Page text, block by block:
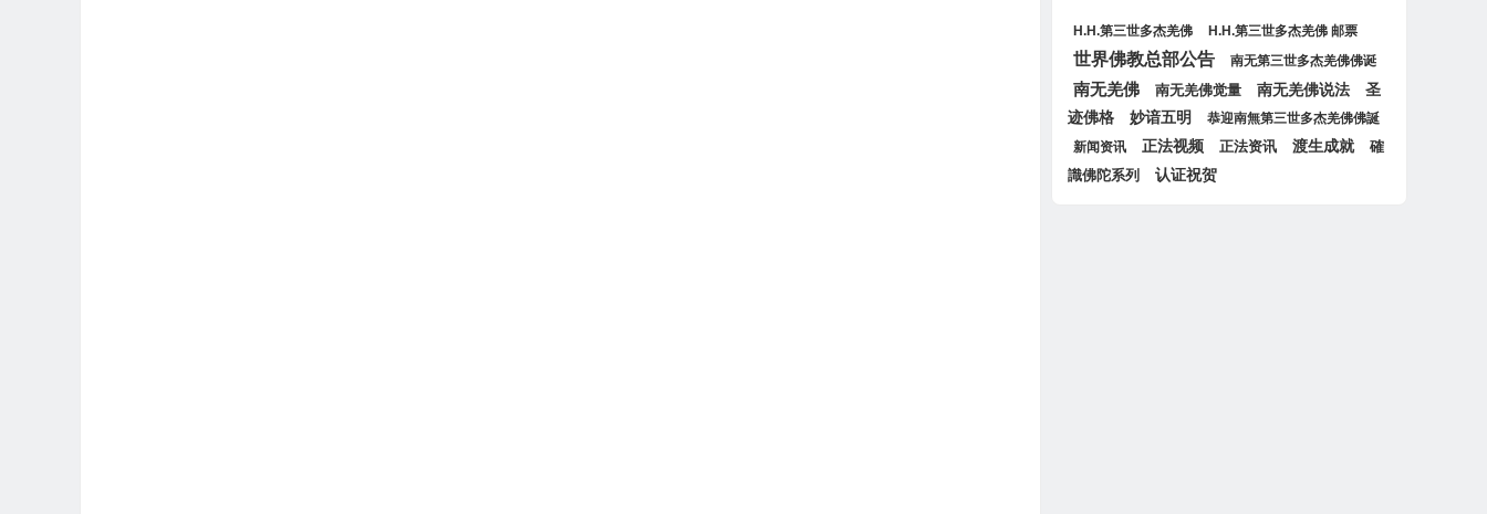
H.H.第三世多杰羌佛 H.H.第三世多杰羌佛 邮票
世界佛教总部公告 南无第三世多杰羌佛佛诞
南无羌佛 南无羌佛觉量 南无羌佛说法
圣
迹佛格
妙谙五明
恭迎南無第三世多杰羌佛佛誕
新闻资讯
正法视频 正法资讯 渡生成就
確
識佛陀系列
认证祝贺